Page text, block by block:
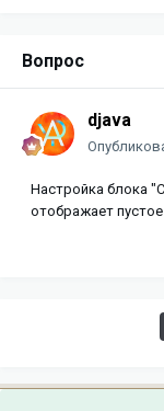
Вопрос
djava
Настройка блока
отображает